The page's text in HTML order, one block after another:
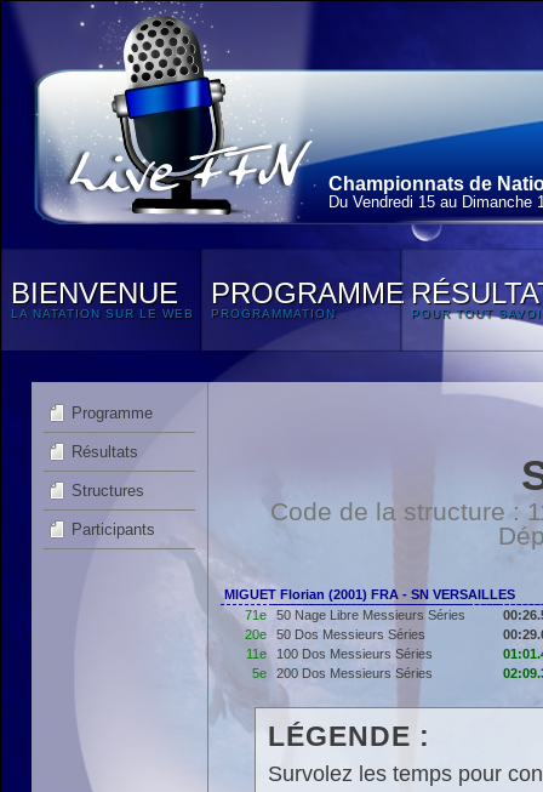
Championnats de
Du Vendredi 15 au Dimanche
BIENVENUE
LA NATATION SUR LE WEB
PROGRAMME
PROGRAMMATION POUR TOUT
Programme
Résultats
Structures
Participants
Code de la structure :
MIGUET Florian (2001) FRA - SN VERSAILLES
71e
50 Nage Libre Messieurs Séries
20e
50 Dos Messieurs Séries
11e
100 Dos Messieurs Séries
5e
200 Dos Messieurs Séries
LÉGENDE :
Survolez les temps pour